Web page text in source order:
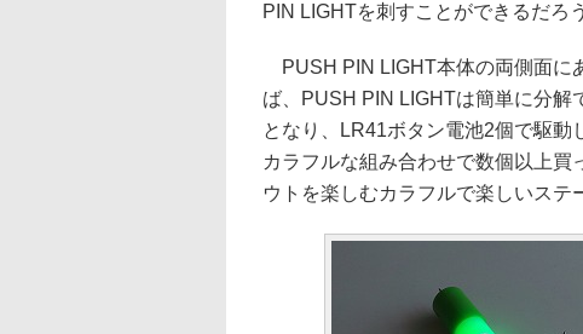
PIN LIGHTを刺すことができるだろう
PUSH PIN LIGHT本体の両側面に
ば、PUSH PIN LIGHTは簡単に分解
となり、LR41ボタン電池2個で駆動
カラフルな組み合わせで数個以上
ウトを楽しむカラフルで楽しいステ